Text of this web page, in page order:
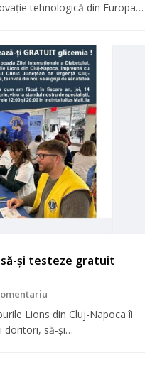
tehnologică din Europa…
şi testeze gratuit
Lions din Cluj-Napoca îi
doritori, să-şi…